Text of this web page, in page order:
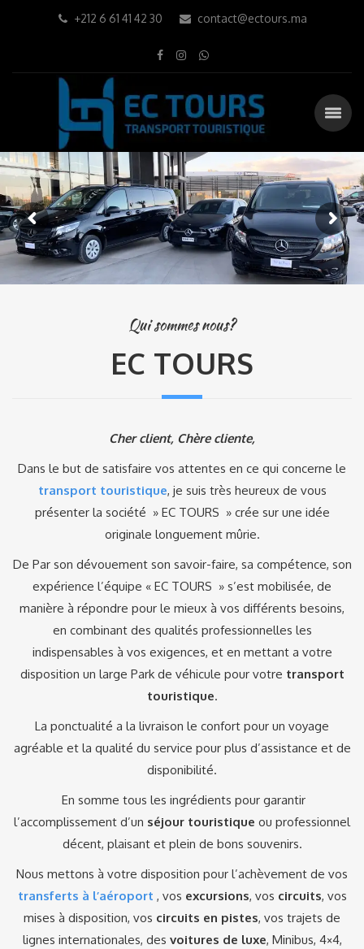
+212 6 61 41 42 30 contact@ectours.ma
Qui sommes nous?
EC TOURS
Cher client, Chère cliente,
Dans le but de satisfaire vos attentes en ce qui concerne le
transport touristique, je suis très heureux de vous
présenter la société » EC TOURS » crée sur une idée
originale longuement mûrie.
De Par son dévouement son savoir-faire, sa compétence, son
expérience l’équipe « EC TOURS » s’est mobilisée, de
manière à répondre pour le mieux à vos différents besoins,
en combinant des qualités professionnelles les
indispensables à vos exigences, et en mettant a votre
disposition un large Park de véhicule pour votre transport
touristique.
La ponctualité a la livraison le confort pour un voyage
agréable et la qualité du service pour plus d’assistance et de
disponibilité.
En somme tous les ingrédients pour garantir
l’accomplissement d’un séjour touristique ou professionnel
décent, plaisant et plein de bons souvenirs.
Nous mettons à votre disposition pour l’achèvement de vos
transferts à l’aéroport , vos excursions, vos circuits, vos
mises à disposition, vos circuits en pistes, vos trajets de
lignes internationales, des voitures de luxe, Minibus, 4×4,